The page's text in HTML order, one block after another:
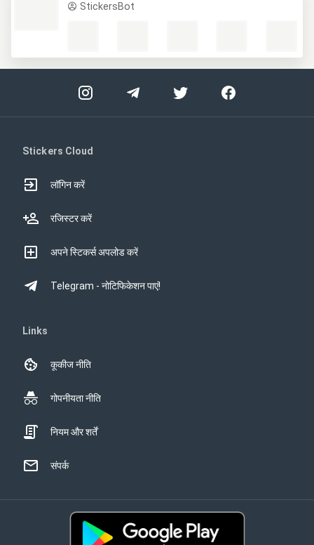
StickersBot
Stickers Cloud
लॉगिन करें
रजिस्टर करें
अपने स्टिकर्स अपलोड करें
Telegram - नोटिफिकेशन पाएं!
Links
कूकीज नीति
गोपनीयता नीति
नियम और शर्तें
संपर्क